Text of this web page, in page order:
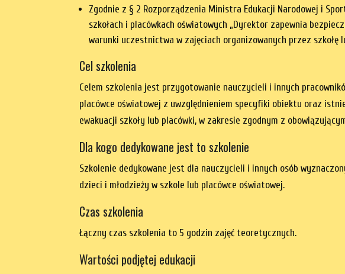
Zgodnie z § 2 Rozporządzenia Ministra Edukacji Narodowej i
szkołach i placówkach oświatowych „Dyrektor zapewnia
warunki uczestnictwa w zajęciach organizowanych przez
Cel szkolenia
Celem szkolenia jest przygotowanie nauczycieli i innych
placówce oświatowej z uwzględnieniem specyfiki obiektu oraz
ewakuacji szkoły lub placówki, w zakresie zgodnym z
Dla kogo dedykowane jest to szkolenie
Szkolenie dedykowane jest dla nauczycieli i innych osób
dzieci i młodzieży w szkole lub placówce oświatowej.
Czas szkolenia
Łączny czas szkolenia to 5 godzin zajęć teoretycznych.
Wartości podjętej edukacji